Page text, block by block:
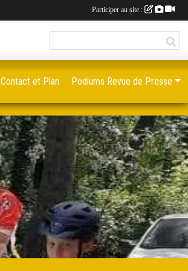
Contact et Plan Podiums Revue de Presse
Participer au site :